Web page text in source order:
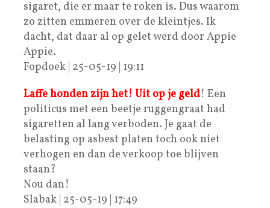
sigaret, die er maar te roken is. Dus waarom
zo zitten emmeren over de kleintjes. Ik
dacht, dat daar al op gelet werd door Appie
Appie.
Fopdoek | 25-05-19 | 19:11
Laffe honden zijn het! Uit op je geld! Een
politicus met een beetje ruggengraat had
sigaretten al lang verboden. Je gaat de
belasting op asbest platen toch ook niet
verhogen en dan de verkoop toe blijven
staan?
Nou dan!
Slabak | 25-05-19 | 17:49